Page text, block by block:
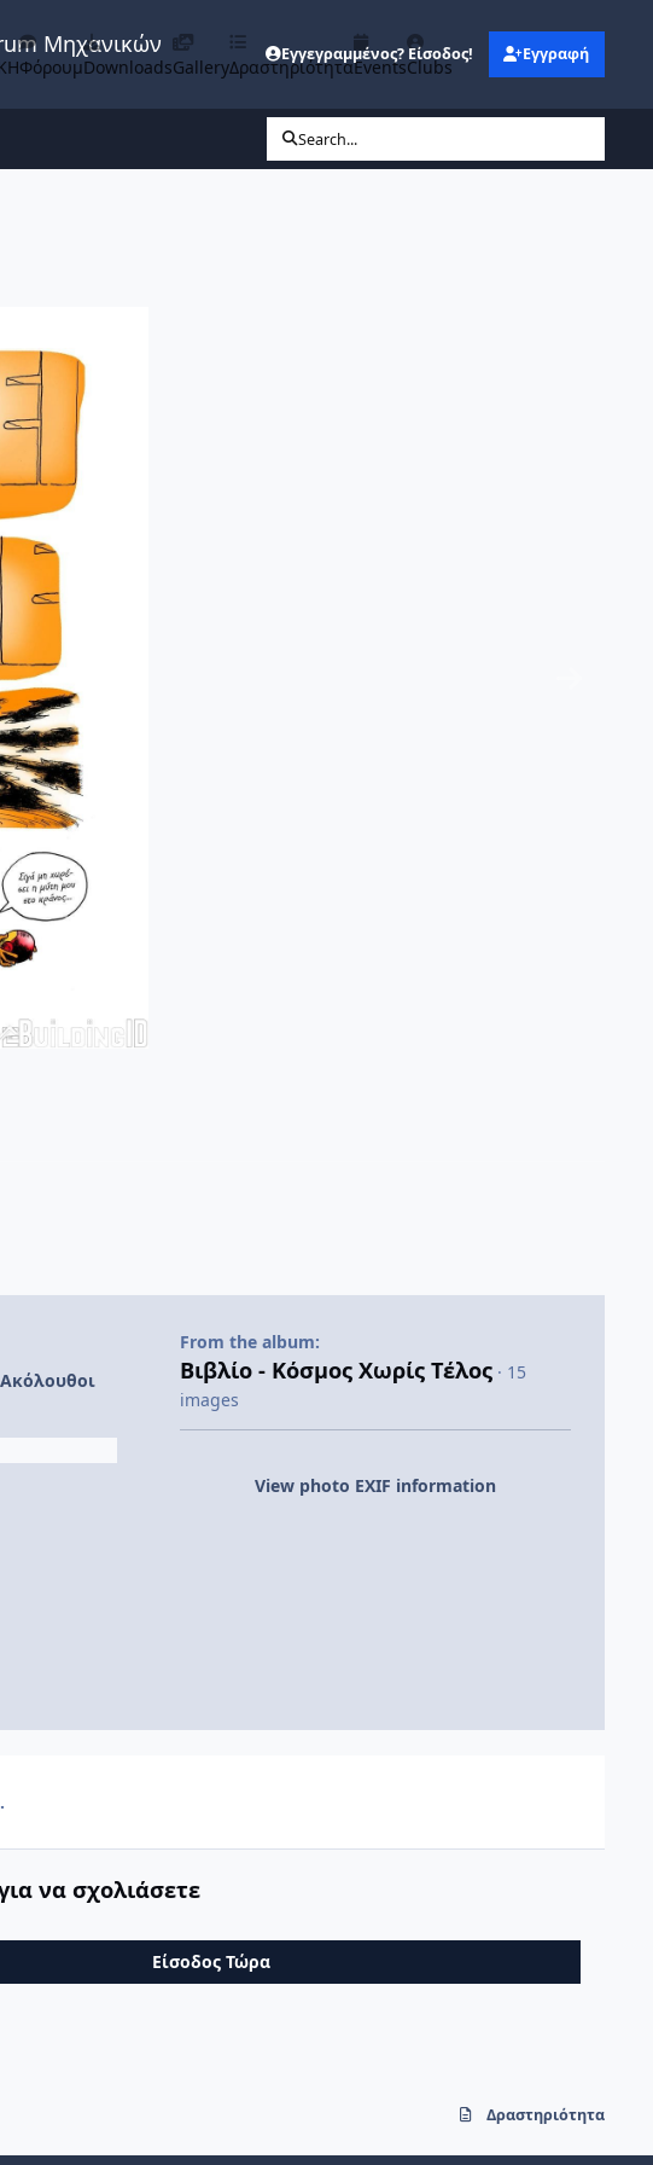
Μηχανικών
ΦόρουμDownloadsGalleryΔραστηριότηταEventsClubs
Εγγεγραμμένος? Είσοδος! Εγγραφή
Search...
Ακόλουθοι
From the album:
Βιβλίο - Κόσμος Χωρίς Τέλος · 15
images
View photo EXIF information
να σχολιάσετε
Είσοδος Τώρα
Δραστηριότητα